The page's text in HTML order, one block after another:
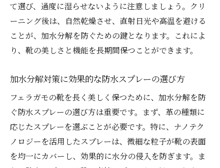
て選び、過度に湿らせないように注意しましょう。クリ
ーニング後は、自然乾燥させ、直射日光や高温を避ける
ことが、加水分解を防ぐための鍵となります。これによ
り、靴の美しさと機能を長期間保つことができます。
加水分解対策に効果的な防水スプレーの選び方
フェラガモの靴を長く美しく保つために、加水分解を防
ぐ防水スプレーの選び方は重要です。まず、革の種類に
応じたスプレーを選ぶことが必要です。特に、ナノテク
ノロジーを活用したスプレーは、微細な粒子が靴の表面
を均一にカバーし、効果的に水分の侵入を防ぎます。ま